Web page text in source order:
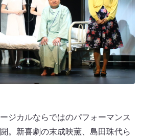
ジカルならではのパフォーマンス
。新喜劇の末成映薫、島田珠代ら